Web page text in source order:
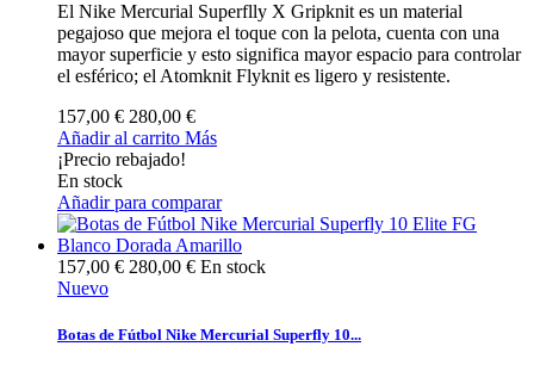
El Nike Mercurial Superflly X Gripknit es un material
pegajoso que mejora el toque con la pelota, cuenta con una
mayor superficie y esto significa mayor espacio para controlar
el esférico; el Atomknit Flyknit es ligero y resistente.
157,00 € 280,00 €
Añadir al carrito Más
¡Precio rebajado!
En stock
Añadir para comparar
157,00 € 280,00 € En stock
Nuevo
Botas de Fútbol Nike Mercurial Superfly 10...